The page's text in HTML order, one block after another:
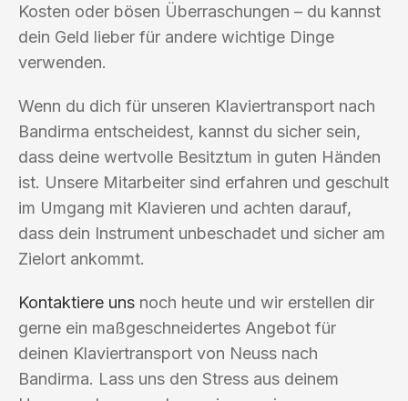
Kosten oder bösen Überraschungen – du kannst
dein Geld lieber für andere wichtige Dinge
verwenden.
Wenn du dich für unseren Klaviertransport nach
Bandirma entscheidest, kannst du sicher sein,
dass deine wertvolle Besitztum in guten Händen
ist. Unsere Mitarbeiter sind erfahren und geschult
im Umgang mit Klavieren und achten darauf,
dass dein Instrument unbeschadet und sicher am
Zielort ankommt.
Kontaktiere uns noch heute und wir erstellen dir
gerne ein maßgeschneidertes Angebot für
deinen Klaviertransport von Neuss nach
Bandirma. Lass uns den Stress aus deinem